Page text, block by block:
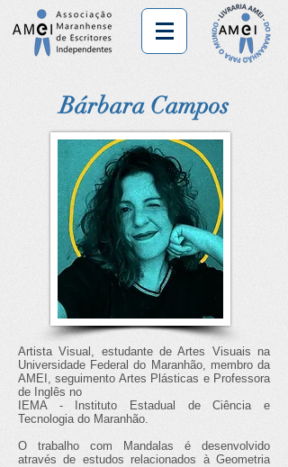
Bárbara Campos
Artista Visual, estudante de Artes Visuais na
Universidade Federal do Maranhão, membro da
AMEI, seguimento Artes Plásticas e Professora
de Inglês no
IEMA - Instituto Estadual de Ciência e
Tecnologia do Maranhão.
O trabalho com Mandalas é desenvolvido
através de estudos relacionados à Geometria